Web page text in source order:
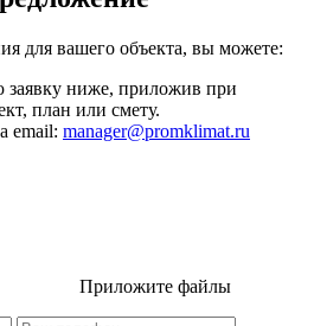
для вашего объекта, вы можете:
заявку ниже, приложив при
план или смету.
email: manager@promklimat.ru
Приложите файлы